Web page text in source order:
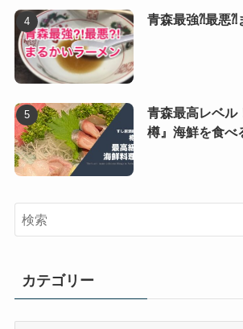
青森最強⁈最悪⁈
青森最高レベル
樽』海鮮を食べ
カテゴリー